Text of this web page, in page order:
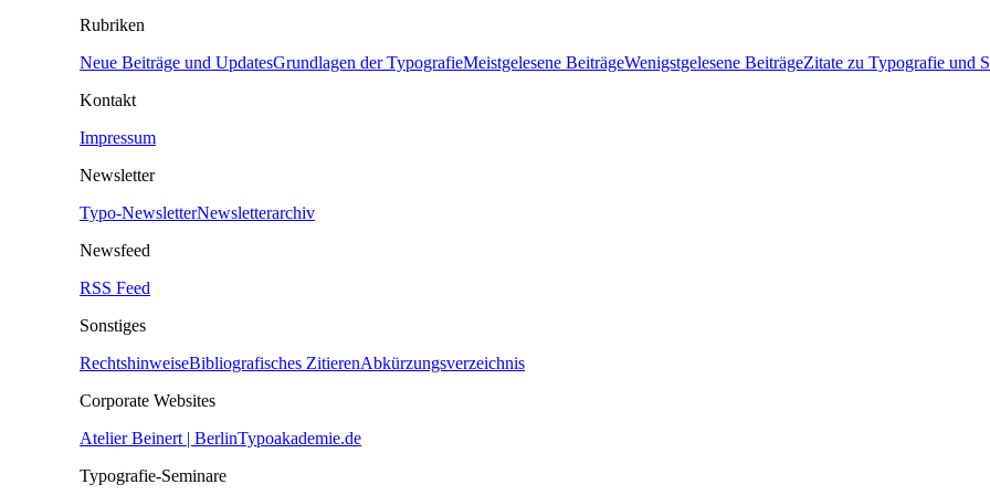
Rubriken
Neue Beiträge und UpdatesGrundlagen der TypografieMeistgelesene BeiträgeWenigstgelesene BeiträgeZitate zu Typografie und
Kontakt
Impressum
Newsletter
Typo-NewsletterNewsletterarchiv
Newsfeed
RSS Feed
Sonstiges
RechtshinweiseBibliografisches ZitierenAbkürzungsverzeichnis
Corporate Websites
Atelier Beinert | BerlinTypoakademie.de
Typografie-Seminare